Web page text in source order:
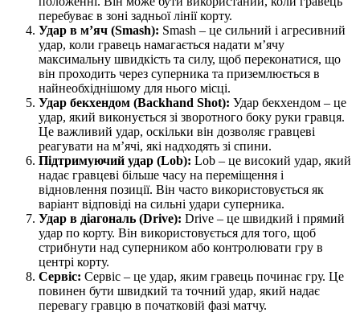
перебуває в зоні задньої лінії корту.
Удар в м’яч (Smash): Smash – це сильний і агресивний
удар, коли гравець намагається надати м’ячу
максимальну швидкість та силу, щоб переконатися, що
він проходить через суперника та приземлюється в
найнеобхіднішому для нього місці.
Удар бекхендом (Backhand Shot): Удар бекхендом – це
удар, який виконується зі зворотного боку руки гравця.
Це важливий удар, оскільки він дозволяє гравцеві
реагувати на м’ячі, які надходять зі спини.
Підтримуючий удар (Lob): Lob – це високий удар, який
надає гравцеві більше часу на переміщення і
відновлення позиції. Він часто використовується як
варіант відповіді на сильні удари суперника.
Удар в діагональ (Drive): Drive – це швидкий і прямий
удар по корту. Він використовується для того, щоб
стрибнути над суперником або контролювати гру в
центрі корту.
Сервіс: Сервіс – це удар, яким гравець починає гру. Це
повинен бути швидкий та точний удар, який надає
перевагу гравцю в початковій фазі матчу.